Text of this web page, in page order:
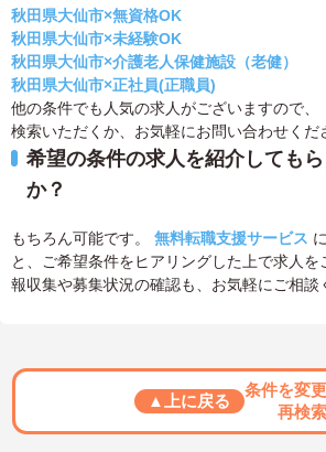
秋田県大仙市×無資格OK
秋田県大仙市×未経験OK
秋田県大仙市×介護老人保健施設（老健）
秋田県大仙市×正社員(正職員)
他の条件でも人気の求人がございますので、
検索いただくか、お気軽にお問い合わせくだ
希望の条件の求人を紹介しても
か？
もちろん可能です。 無料転職支援サービス
と、ご希望条件をヒアリングした上で求人
報収集や募集状況の確認も、お気軽にご相談
▲上に戻る
条件を変
再検索